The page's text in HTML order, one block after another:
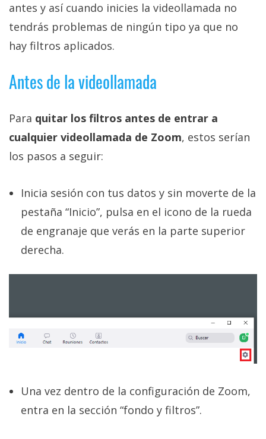
móviles,
ordenadores,
apps,
informática,
videojuegos,
trucos y
tutoriales.
Informático
(CC) 2006-
2026.Algunos
derechos
antes y así cuando inicies la videollamada no
tendrás problemas de ningún tipo ya que no
hay filtros aplicados.
Antes de la videollamada
Para quitar los filtros antes de entrar a
cualquier videollamada de Zoom, estos serían
los pasos a seguir:
Inicia sesión con tus datos y sin moverte de la
pestaña “Inicio”, pulsa en el icono de la rueda
de engranaje que verás en la parte superior
derecha.
Una vez dentro de la configuración de Zoom,
entra en la sección “fondo y filtros”.